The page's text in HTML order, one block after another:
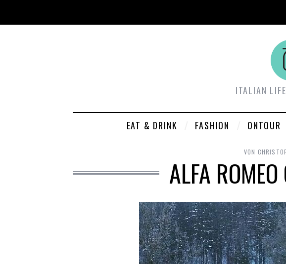
ITALIAN
EAT & DRINK FASHION ONTOUR
VON
ALFA